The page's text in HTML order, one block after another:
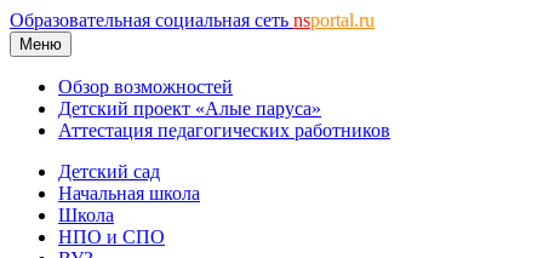
Образовательная социальная сеть nsportal.ru
Меню
Обзор возможностей
Детский проект «Алые паруса»
Аттестация педагогических работников
Детский сад
Начальная школа
Школа
НПО и СПО